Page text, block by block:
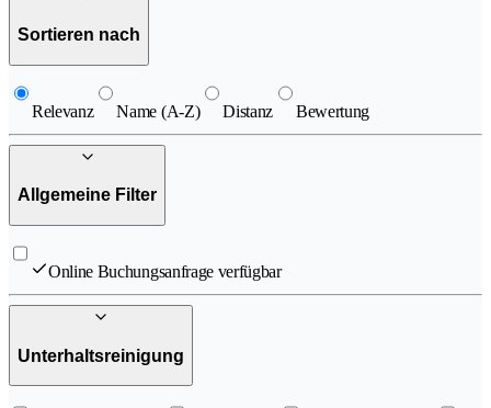
Sortieren nach
Relevanz Name (A-Z) Distanz Bewertung
Allgemeine Filter
Online Buchungsanfrage verfügbar
Unterhaltsreinigung